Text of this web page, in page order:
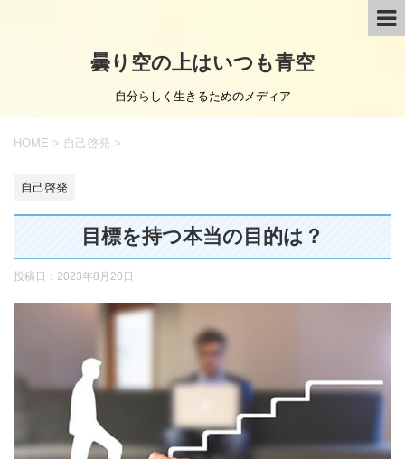
曇り空の上はいつも青空
自分らしく生きるためのメディア
HOME > 自己啓発 >
自己啓発
目標を持つ本当の目的は？
投稿日： 2023年8月20日